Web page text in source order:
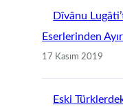
Dîvânu
Eserlerinden
17 Kasım 2019
Eski